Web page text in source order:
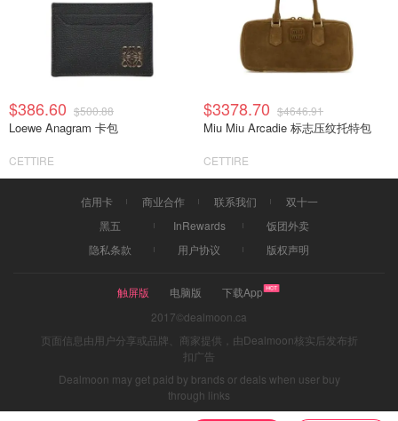
$386.60 $500.88
Loewe Anagram 卡包
CETTIRE
$3378.70 $4646.91
Miu Miu Arcadie 标志压纹托特包
CETTIRE
信用卡 商业合作 联系我们
双十一
黑五
InRewards
饭团外卖
隐私条款
用户协议 版权声明
触屏版 电脑版
下载App
2017©dealmoon.ca
页面信息由用户分享或品牌、商家提供，由Dealmoon核实后发布折
扣广告
Dealmoon may get paid by brands or deals when user buy
through links